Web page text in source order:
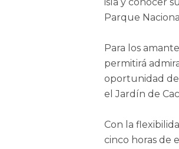
Parque
Para los
permitirá
oportunidad de
el Jardín de
Con la
cinco horas de